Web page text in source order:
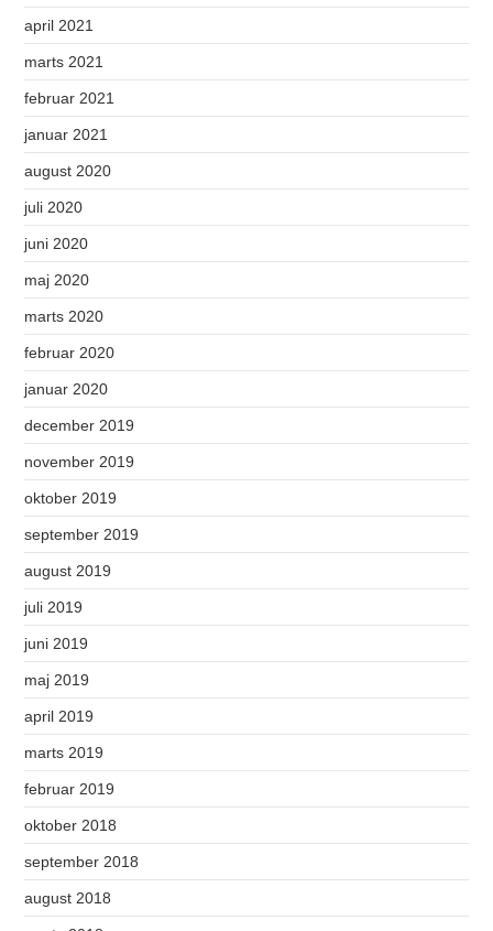
april 2021
marts 2021
februar 2021
januar 2021
august 2020
juli 2020
juni 2020
maj 2020
marts 2020
februar 2020
januar 2020
december 2019
november 2019
oktober 2019
september 2019
august 2019
juli 2019
juni 2019
maj 2019
april 2019
marts 2019
februar 2019
oktober 2018
september 2018
august 2018